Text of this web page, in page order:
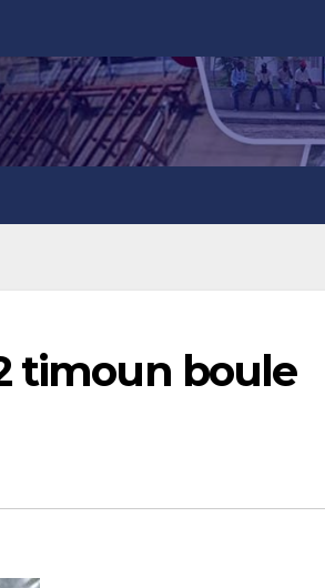
timoun boule